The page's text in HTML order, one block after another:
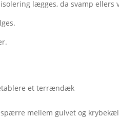
lægges, da svamp
et terrændæk
mellem gulvet og